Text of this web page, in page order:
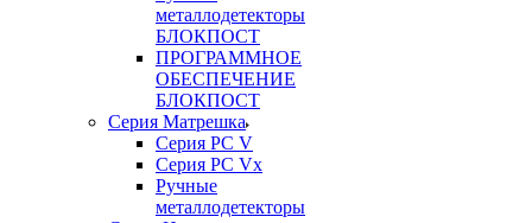
металлодетекторы
БЛОКПОСТ
ПРОГРАММНОЕ
ОБЕСПЕЧЕНИЕ
БЛОКПОСТ
Серия Матрешка
Серия PC V
Серия PC Vx
Ручные
металлодетекторы